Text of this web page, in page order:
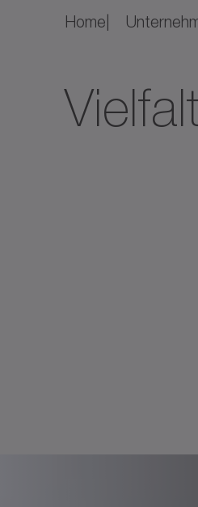
Home